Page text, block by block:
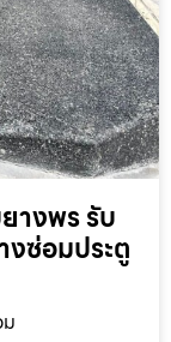
างพร รับ
งซ่อมประตู